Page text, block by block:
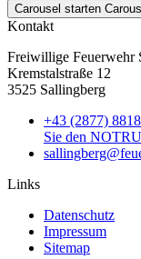
Carousel starten
Kontakt
Freiwillige Feuerwehr
Kremstalstraße 12
3525 Sallingberg
+43 (2877)
Sie den
Links
Datenschutz
Impressum
Sitemap